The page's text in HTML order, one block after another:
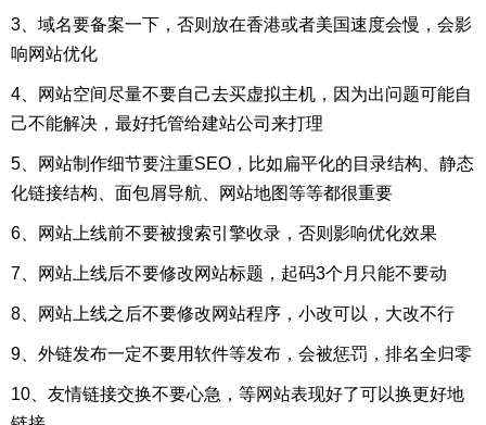
3、域名要备案一下，否则放在香港或者美国速度会慢，会影
响网站优化
4、网站空间尽量不要自己去买虚拟主机，因为出问题可能自
己不能解决，最好托管给建站公司来打理
5、网站制作细节要注重SEO，比如扁平化的目录结构、静态
化链接结构、面包屑导航、网站地图等等都很重要
6、网站上线前不要被搜索引擎收录，否则影响优化效果
7、网站上线后不要修改网站标题，起码3个月只能不要动
8、网站上线之后不要修改网站程序，小改可以，大改不行
9、外链发布一定不要用软件等发布，会被惩罚，排名全归零
10、友情链接交换不要心急，等网站表现好了可以换更好地